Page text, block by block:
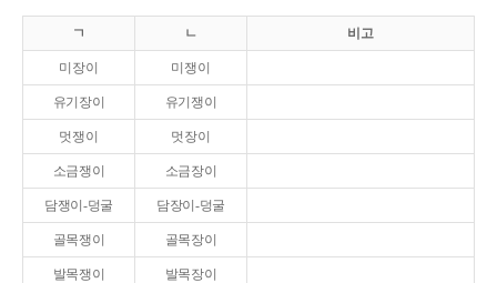
ㄱ ㄴ 비고
미장이 미쟁이
유기장이 유기쟁이
멋쟁이 멋장이
소금쟁이 소금장이
담쟁이-덩굴 담장이-덩굴
골목쟁이 골목장이
발목쟁이 발목장이